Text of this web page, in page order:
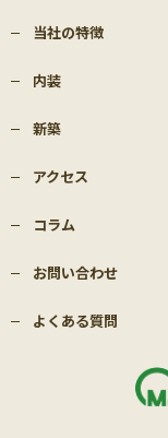
当社の特徴
内装
新築
アクセス
コラム
お問い合わせ
よくある質問